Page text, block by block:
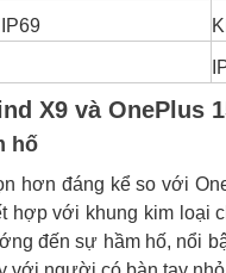
X9 và OnePlus
hố
hơn đáng kể so với
hợp với khung kim loại
đến sự hầm hố, nổi